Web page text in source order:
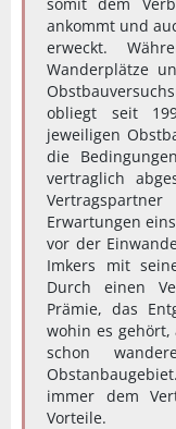
ankommt und
erweckt.
Wanderplätze
obliegt seit
jeweiligen
die
vertraglich
Erwartungen
vor der
Imkers mit
Durch einen
Prämie, das
wohin es gehört,
schon
immer dem
Vorteile.